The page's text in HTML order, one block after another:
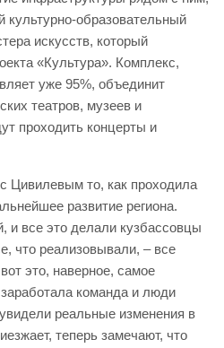
образовательный
искусств, который
«Культура». Комплекс,
уже 95%, объединит
театров, музеев и
проходить концерты и
Цивилевым то, как проходила
развитие региона.
и все это делали кузбассовцы
что реализовывали, – все
это, наверное, самое
команда и люди
реальные изменения в
теперь замечают, что